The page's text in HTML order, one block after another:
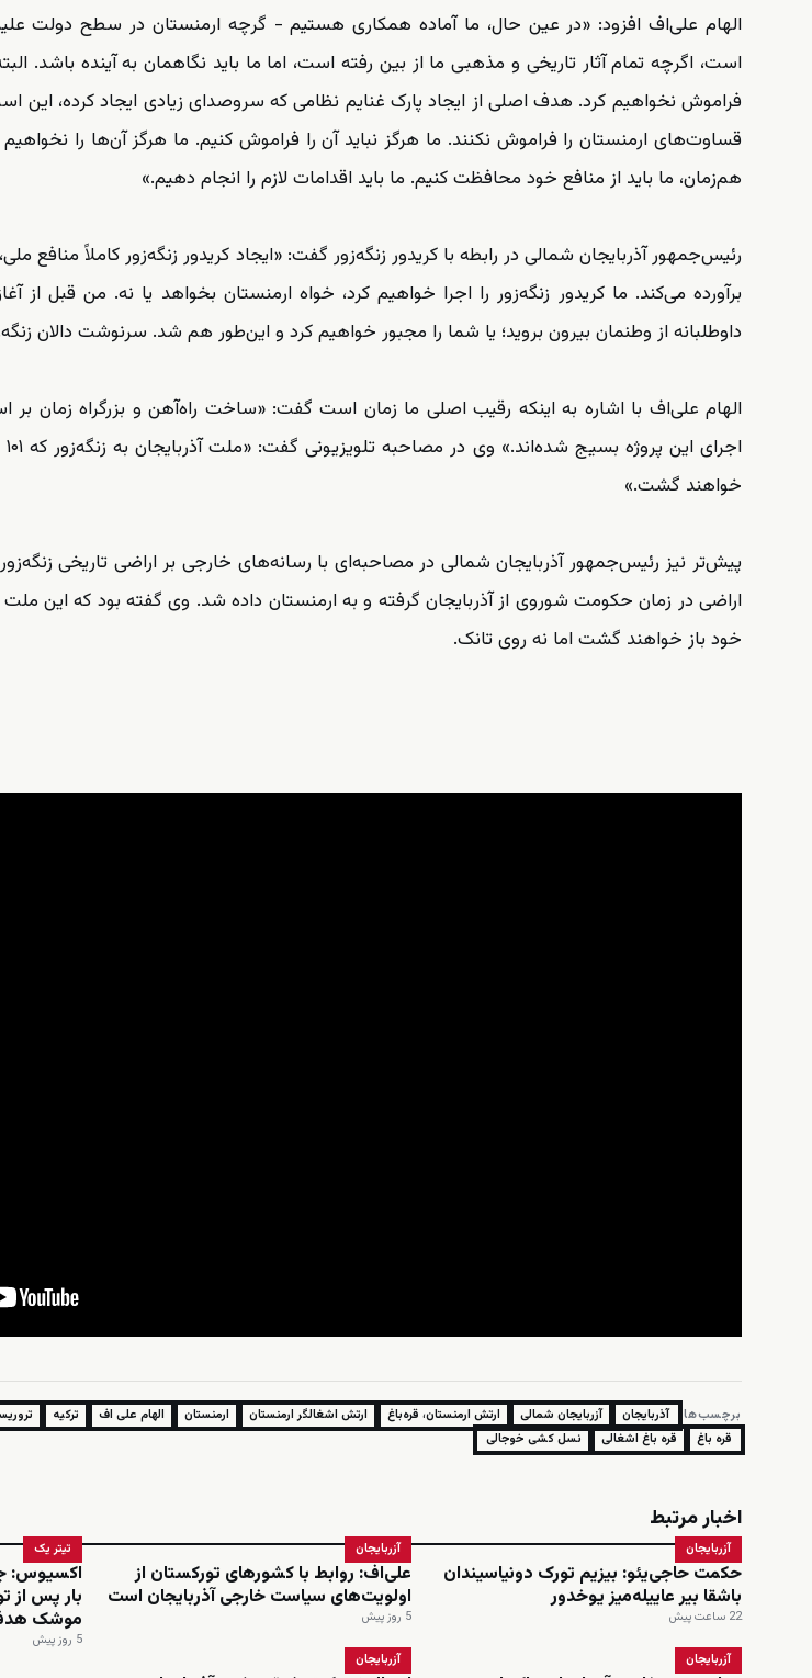
الهام علی‌اف افزود: «در عین حال، ما آماده همکاری هستیم - گرچه ارمنستان در سطح دولت
است، اگرچه تمام آثار تاریخی و مذهبی ما از بین رفته است، اما ما باید نگاهمان به آینده باشد.
فراموش نخواهیم کرد. هدف اصلی از ایجاد پارک غنایم نظامی که سروصدای زیادی ایجاد کرده، این
قساوت‌های ارمنستان را فراموش نکنند. ما هرگز نباید آن را فراموش کنیم. ما هرگز آن‌ها را
هم‌زمان، ما باید از منافع خود محافظت کنیم. ما باید اقدامات لازم را انجام دهیم.»
رئیس‌جمهور آذربایجان شمالی در رابطه با کریدور زنگه‌زور گفت: «ایجاد کریدور زنگه‌زور کاملاً منافع
برآورده می‌کند. ما کریدور زنگه‌زور را اجرا خواهیم کرد، خواه ارمنستان بخواهد یا نه. من قبل از
داوطلبانه از وطنمان بیرون بروید؛ یا شما را مجبور خواهیم کرد و این‌طور هم شد. سرنوشت دالان
الهام علی‌اف با اشاره به اینکه رقیب اصلی ما زمان است گفت: «ساخت راه‌آهن و بزرگراه زمان بر
خواهند گشت.»
پیش‌تر نیز رئیس‌جمهور آذربایجان شمالی در مصاحبه‌ای با رسانه‌های خارجی بر اراضی تاریخی
اراضی در زمان حکومت شوروی از آذربایجان گرفته و به ارمنستان داده شد. وی گفته بود که این ملت
خود باز خواهند گشت اما نه روی تانک.
برچسب‌ها: آذربایجان آزربایجان شمالی ارتش ارمنستان، قره‌باغ ارتش اشغالگر ارمنستان ارمنستان الهام علی اف ترکیه
قره باغ
قره باغ اشغالی نسل کشی خوجالی
اخبار مرتبط
آزربایجان
حکمت حاجی‌یئو: بیزیم تورک دونیاسیندان
باشقا بیر عاییله‌میز یوخدور
22 ساعت پیش
آزربایجان
علی‌اف: روابط با کشورهای تورکستان از
اولویت‌های سیاست خارجی آذربایجان است
5 روز پیش
تیتر یک
اکسیوس:
بار پس از
موشک
5 روز پیش
آزربایجان
آزربایجان